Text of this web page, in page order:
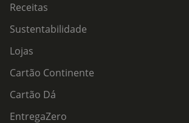
Receitas
Sustentabilidade
Lojas
Cartão Continente
Cartão Dá
EntregaZero